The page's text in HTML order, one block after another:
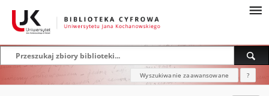
Wyszukiwanie zaawansowane ?